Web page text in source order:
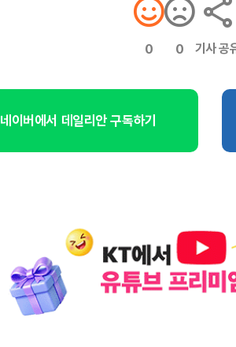
0 0 기사 공
네이버에서 데일리안 구독하기